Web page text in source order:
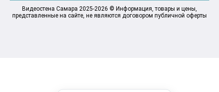
Видеостена Самара 2025-2026 © Информация, товары и цены,
представленные на сайте, не являются договором публичной оферты